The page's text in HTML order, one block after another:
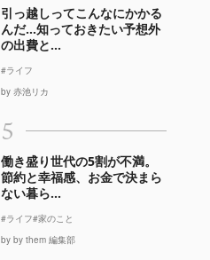
引っ越しってこんなにかかる
んだ…知っておきたい予想外
の出費と...
#ライフ
by 赤池リカ
5
働き盛り世代の5割が不満。
節約と幸福感、お金で決まら
ない暮ら...
#ライフ#家のこと
by by them 編集部